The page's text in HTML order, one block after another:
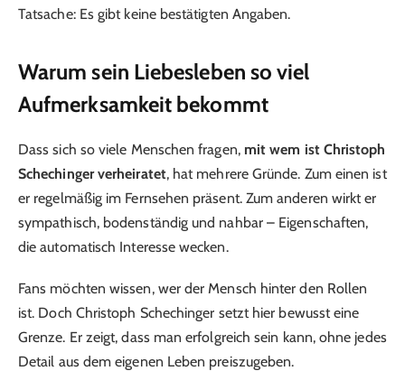
Tatsache: Es gibt keine bestätigten Angaben.
Warum sein Liebesleben so viel
Aufmerksamkeit bekommt
Dass sich so viele Menschen fragen, mit wem ist Christoph
Schechinger verheiratet, hat mehrere Gründe. Zum einen ist
er regelmäßig im Fernsehen präsent. Zum anderen wirkt er
sympathisch, bodenständig und nahbar – Eigenschaften,
die automatisch Interesse wecken.
Fans möchten wissen, wer der Mensch hinter den Rollen
ist. Doch Christoph Schechinger setzt hier bewusst eine
Grenze. Er zeigt, dass man erfolgreich sein kann, ohne jedes
Detail aus dem eigenen Leben preiszugeben.